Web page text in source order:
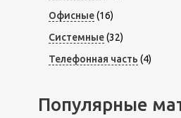
Офисные(16)
Системные(32)
Телефонная часть (4)
Популярные